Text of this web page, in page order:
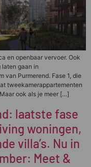
en openbaar vervoer. Ook
gaan in
van Purmerend. Fase 1, die
tweekamerappartementen
ook als je meer […]
laatste fase
woningen,
villa’s. Nu in
Meet &